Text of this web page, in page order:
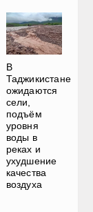
В
Таджикистане
ожидаются
сели,
подъём
уровня
воды в
реках и
ухудшение
качества
воздуха